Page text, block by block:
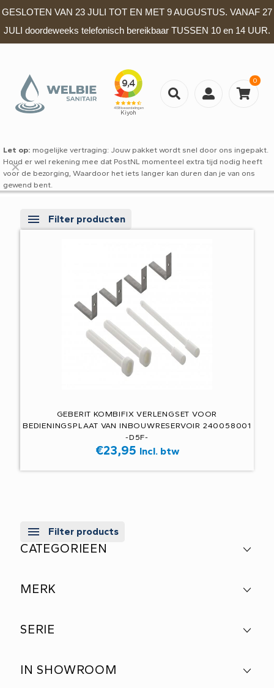
GESLOTEN VAN 23 JULI TOT EN MET 9 AUGUSTUS. VANAF 27
JULI doordeweeks telefonisch bereikbaar TUSSEN 10 en 14 UUR.
0
Let op: mogelijke vertraging: Jouw pakket wordt snel door ons ingepakt.
Houd er wel rekening mee dat PostNL momenteel extra tijd nodig heeft
voor de bezorging, Waardoor het iets langer kan duren dan je van ons
gewend bent.
✕
Filter producten
GEBERIT KOMBIFIX VERLENGSET VOOR
BEDIENINGSPLAAT VAN INBOUWRESERVOIR 240058001
-D5F-
€23,95 Incl. btw
Filter products
CATEGORIEEN
MERK
SERIE
IN SHOWROOM